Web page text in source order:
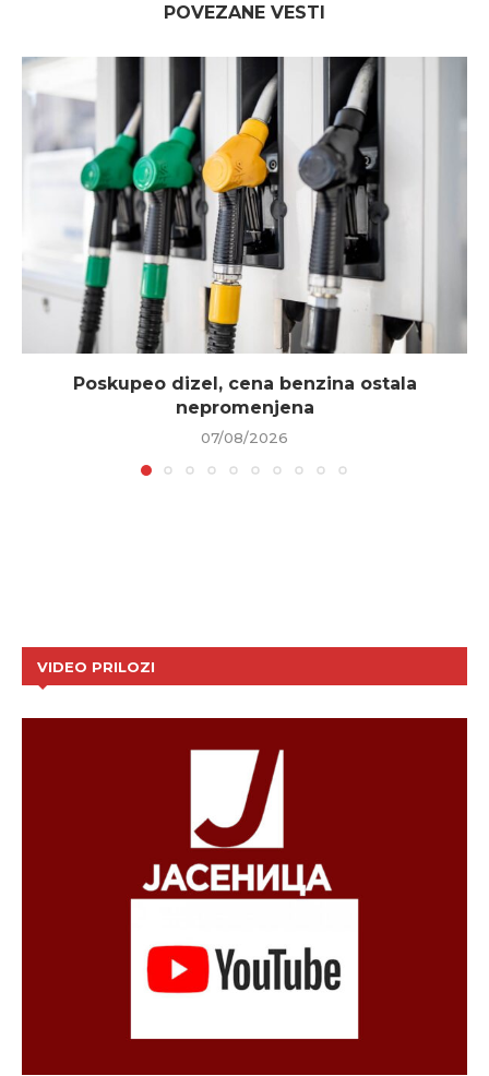
POVEZANE VESTI
Poskupeo dizel, cena benzina ostala
nepromenjena
07/08/2026
VIDEO PRILOZI